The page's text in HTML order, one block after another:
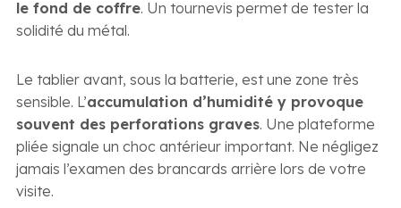
le fond de coffre. Un tournevis permet de tester la
solidité du métal.
Le tablier avant, sous la batterie, est une zone très
sensible. L’accumulation d’humidité y provoque
souvent des perforations graves. Une plateforme
pliée signale un choc antérieur important. Ne négligez
jamais l’examen des brancards arrière lors de votre
visite.